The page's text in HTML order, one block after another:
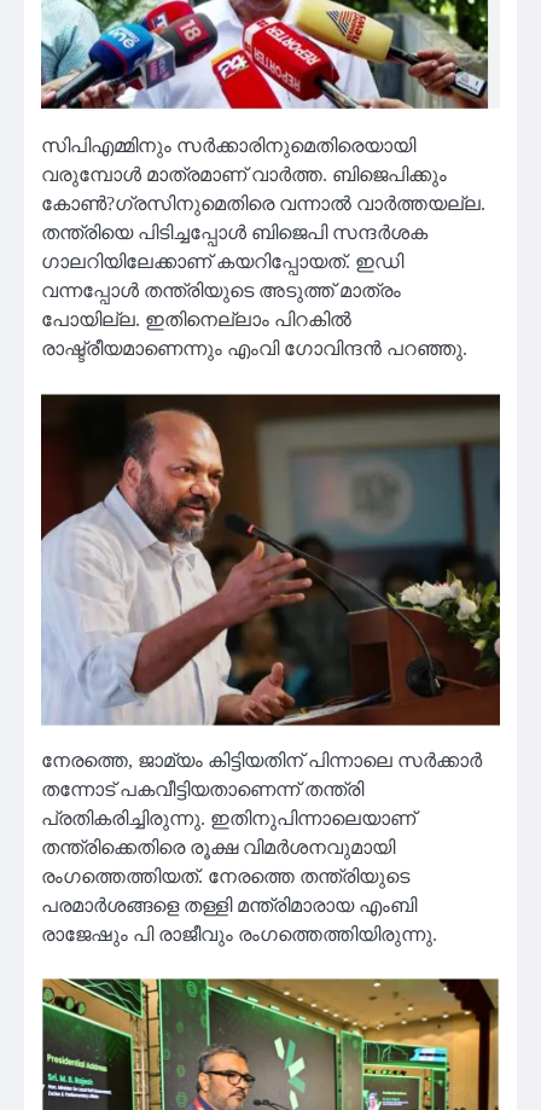
സിപിഎമ്മിനും സർക്കാരിനുമെതിരെയായി
വരുമ്പോൾ മാത്രമാണ് വാർത്ത. ബിജെപിക്കും
കോൺ?ഗ്രസിനുമെതിരെ വന്നാൽ വാർത്തയല്ല.
തന്ത്രിയെ പിടിച്ചപ്പോൾ ബിജെപി സന്ദർശക
ഗാലറിയിലേക്കാണ് കയറിപ്പോയത്. ഇഡി
വന്നപ്പോൾ തന്ത്രിയുടെ അടുത്ത് മാത്രം
പോയില്ല. ഇതിനെല്ലാം പിറകിൽ
രാഷ്ട്രീയമാണെന്നും എംവി ഗോവിന്ദൻ പറഞ്ഞു.
നേരത്തെ, ജാമ്യം കിട്ടിയതിന് പിന്നാലെ സർക്കാർ
തന്നോട് പകവീട്ടിയതാണെന്ന് തന്ത്രി
പ്രതികരിച്ചിരുന്നു. ഇതിനുപിന്നാലെയാണ്
തന്ത്രിക്കെതിരെ രൂക്ഷ വിമർശനവുമായി
രംഗത്തെത്തിയത്. നേരത്തെ തന്ത്രിയുടെ
പരമാർശങ്ങളെ തള്ളി മന്ത്രിമാരായ എംബി
രാജേഷും പി രാജീവും രംഗത്തെത്തിയിരുന്നു.